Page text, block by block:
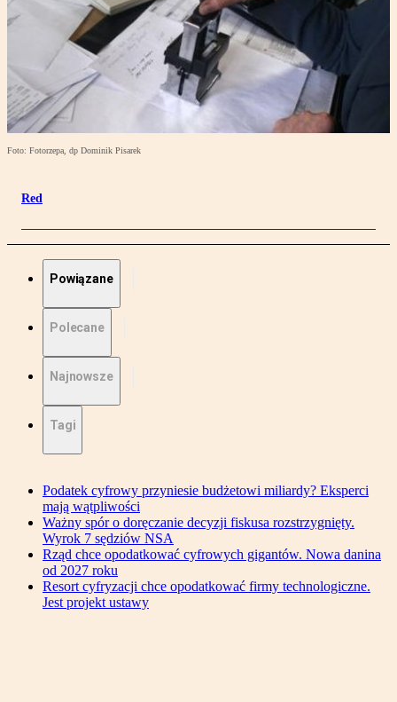
Foto: Fotorzepa, dp Dominik Pisarek
Red
Powiązane
Polecane
Najnowsze
Tagi
Podatek cyfrowy przyniesie budżetowi miliardy? Eksperci
mają wątpliwości
Ważny spór o doręczanie decyzji fiskusa rozstrzygnięty.
Wyrok 7 sędziów NSA
Rząd chce opodatkować cyfrowych gigantów. Nowa danina
od 2027 roku
Resort cyfryzacji chce opodatkować firmy technologiczne.
Jest projekt ustawy